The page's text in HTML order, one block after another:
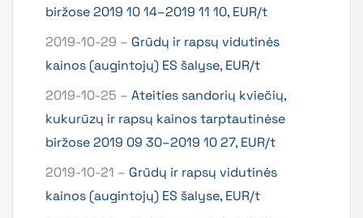
biržose 2019 10 14–2019 11 10, EUR/t
2019-10-29 – Grūdų ir rapsų vidutinės
kainos (augintojų) ES šalyse, EUR/t
2019-10-25 – Ateities sandorių kviečių,
kukurūzų ir rapsų kainos tarptautinėse
biržose 2019 09 30–2019 10 27, EUR/t
2019-10-21 – Grūdų ir rapsų vidutinės
kainos (augintojų) ES šalyse, EUR/t